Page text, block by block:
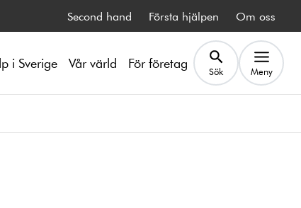
Second hand Första hjälpen Om oss
i Sverige Vår värld För företag Sök Meny